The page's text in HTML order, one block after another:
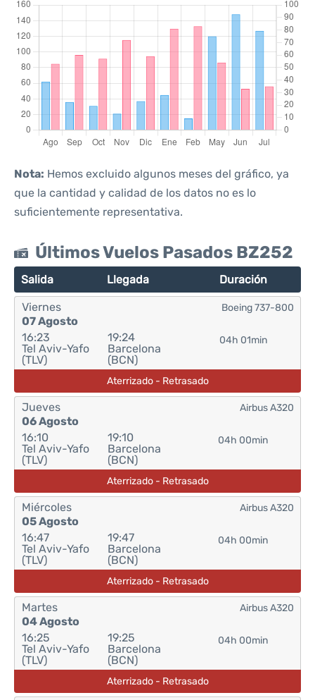
Nota: Hemos excluido algunos meses del gráfico, ya
que la cantidad y calidad de los datos no es lo
suficientemente representativa.
Últimos Vuelos Pasados BZ252
Salida Llegada Duración
Viernes
07 Agosto
16:23
Tel Aviv-Yafo
(TLV)
19:24
Barcelona
(BCN)
04h 01min
Boeing 737-800
Aterrizado - Retrasado
Jueves
06 Agosto
16:10
Tel Aviv-Yafo
(TLV)
19:10
Barcelona
(BCN)
04h 00min
Airbus A320
Aterrizado - Retrasado
Miércoles
05 Agosto
16:47
Tel Aviv-Yafo
(TLV)
19:47
Barcelona
(BCN)
04h 00min
Airbus A320
Aterrizado - Retrasado
Martes
04 Agosto
16:25
Tel Aviv-Yafo
(TLV)
19:25
Barcelona
(BCN)
04h 00min
Airbus A320
Aterrizado - Retrasado